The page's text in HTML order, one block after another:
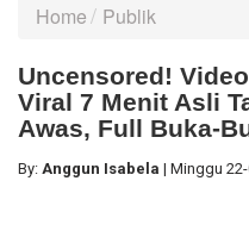
Home Publik
Uncensored!
Viral 7 Menit Asli
Awas, Full Buka-
By: Anggun Isabela | Minggu